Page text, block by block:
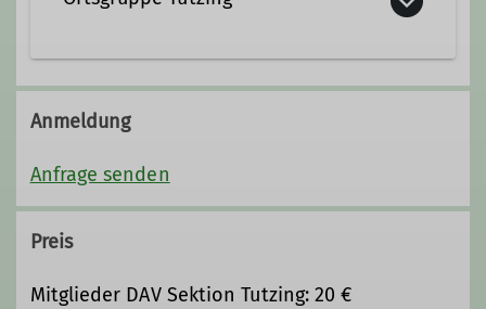
Jeden Mittwoch um 18:30 Uhr im
Tutzinger Hof
Details
Anmeldung
Anfrage senden
Preis
Mitglieder DAV Sektion Tutzing: 20 €